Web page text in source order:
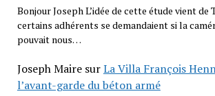
Bonjour Joseph L’idée de cette étude vient de
certains adhérents se demandaient si la
pouvait nous…
Joseph MairesurLa Villa François
l’avant-garde du béton armé